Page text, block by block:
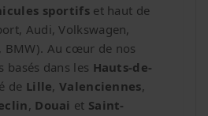
sportifset haut de
Audi, Volkswagen,
BMW). Au cœur de nos
basés dans les Hauts-de-
de Lille,Valenciennes,
, Douai et Saint-